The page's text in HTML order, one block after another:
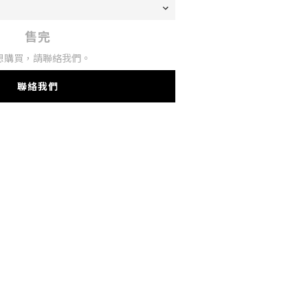
售完
購買，請聯絡我們。
聯絡我們